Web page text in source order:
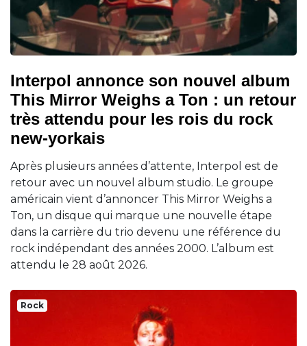
Interpol annonce son nouvel album
This Mirror Weighs a Ton : un retour
très attendu pour les rois du rock
new-yorkais
Après plusieurs années d’attente, Interpol est de
retour avec un nouvel album studio. Le groupe
américain vient d’annoncer This Mirror Weighs a
Ton, un disque qui marque une nouvelle étape
dans la carrière du trio devenu une référence du
rock indépendant des années 2000. L’album est
attendu le 28 août 2026.
Rock